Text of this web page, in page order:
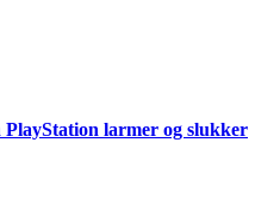
larmer og slukker